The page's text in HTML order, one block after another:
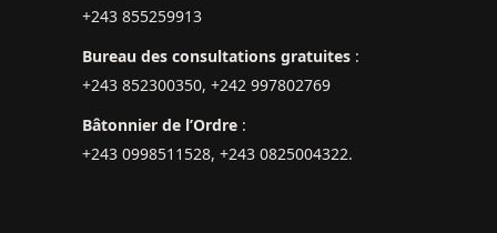
+243 855259913
Bureau des consultations gratuites :
+243 852300350, +242 997802769
Bâtonnier de l’Ordre :
+243 0998511528, +243 0825004322.